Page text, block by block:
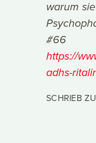
warum
#66
https://
adhs-
SCHRIEB